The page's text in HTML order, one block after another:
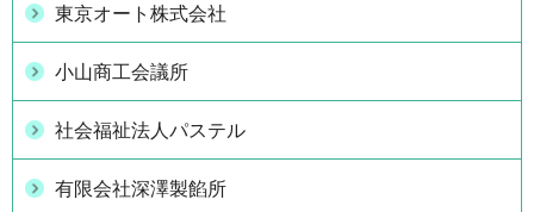
東京オート株式会社
小山商工会議所
社会福祉法人パステル
有限会社深澤製餡所